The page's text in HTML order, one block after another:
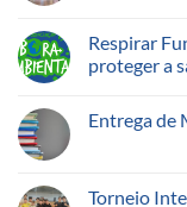
Respirar
proteger a
Entrega de
Torneio